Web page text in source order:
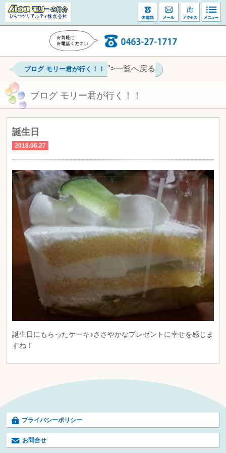
ブログ モリー君が行く！！ ">一覧へ戻る
ブログ モリー君が行く！！
誕生日
2018.06.27
誕生日にもらったケーキ♪ささやかなプレゼントに幸せを感じま
すね！
プライバシーポリシー
お問合せ